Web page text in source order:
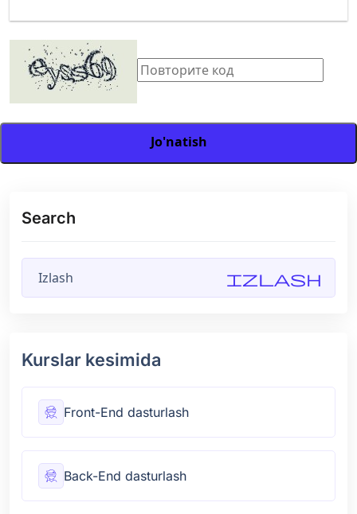
Jo'natish
Search
Izlash
Kurslar kesimida
Front-End dasturlash
Back-End dasturlash